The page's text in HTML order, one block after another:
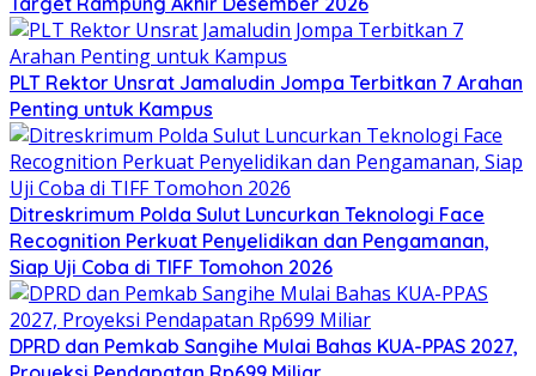
​PLT Rektor Unsrat Jamaludin Jompa Terbitkan 7 Arahan
Penting untuk Kampus
Ditreskrimum Polda Sulut Luncurkan Teknologi Face
Recognition Perkuat Penyelidikan dan Pengamanan,
Siap Uji Coba di TIFF Tomohon 2026
DPRD dan Pemkab Sangihe Mulai Bahas KUA-PPAS 2027,